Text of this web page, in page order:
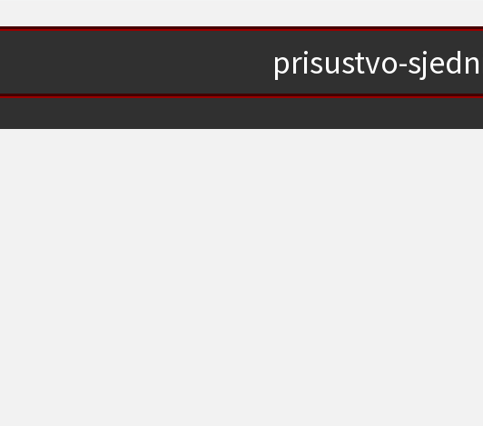
prisustvo-